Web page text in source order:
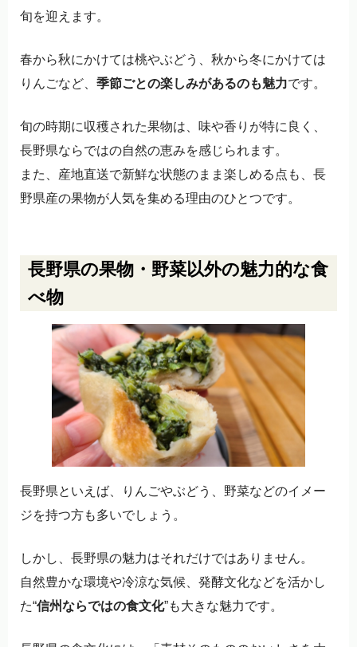
旬を迎えます。
春から秋にかけては桃やぶどう、秋から冬にかけては
りんごなど、 季節ごとの楽しみがあるのも魅力です。
旬の時期に収穫された果物は、味や香りが特に良く、
長野県ならではの自然の恵みを感じられます。
また、産地直送で新鮮な状態のまま楽しめる点も、長
野県産の果物が人気を集める理由のひとつです。
長野県の果物・野菜以外の魅力的な食
べ物
長野県といえば、りんごやぶどう、野菜などのイメー
ジを持つ方も多いでしょう。
しかし、長野県の魅力はそれだけではありません。
自然豊かな環境や冷涼な気候、発酵文化などを活かし
た“信州ならではの食文化”も大きな魅力です。